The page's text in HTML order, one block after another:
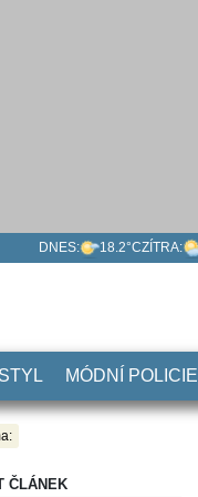
DNES: 18.2°CZÍTRA:
MÓDNÍ POLICIE
ČLÁNEK